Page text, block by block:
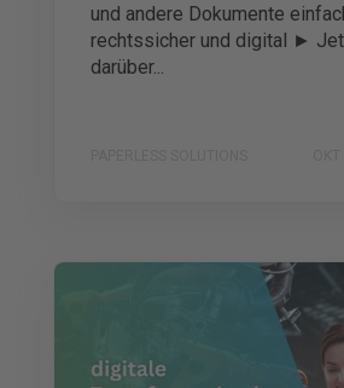
und andere Dokumente
rechtssicher und digital ►
darüber...